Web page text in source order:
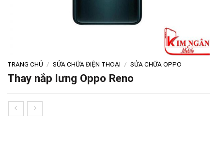
TRANG CHỦ / SỬA CHỮA ĐIỆN THOẠI / SỬA CHỮA OPPO
Thay nắp lưng Oppo Reno